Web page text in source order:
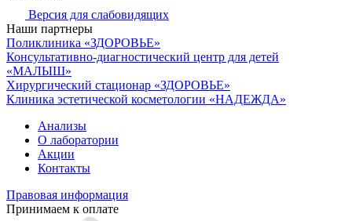
Версия для слабовидящих
Наши партнеры
Поликлиника «ЗДОРОВЬЕ»
Консультативно-диагностический центр для детей
«МАЛЫШ»
Хирургический стационар «ЗДОРОВЬЕ»
Клиника эстетической косметологии «НАДЕЖДА»
Анализы
О лаборатории
Акции
Контакты
Правовая информация
Принимаем к оплате